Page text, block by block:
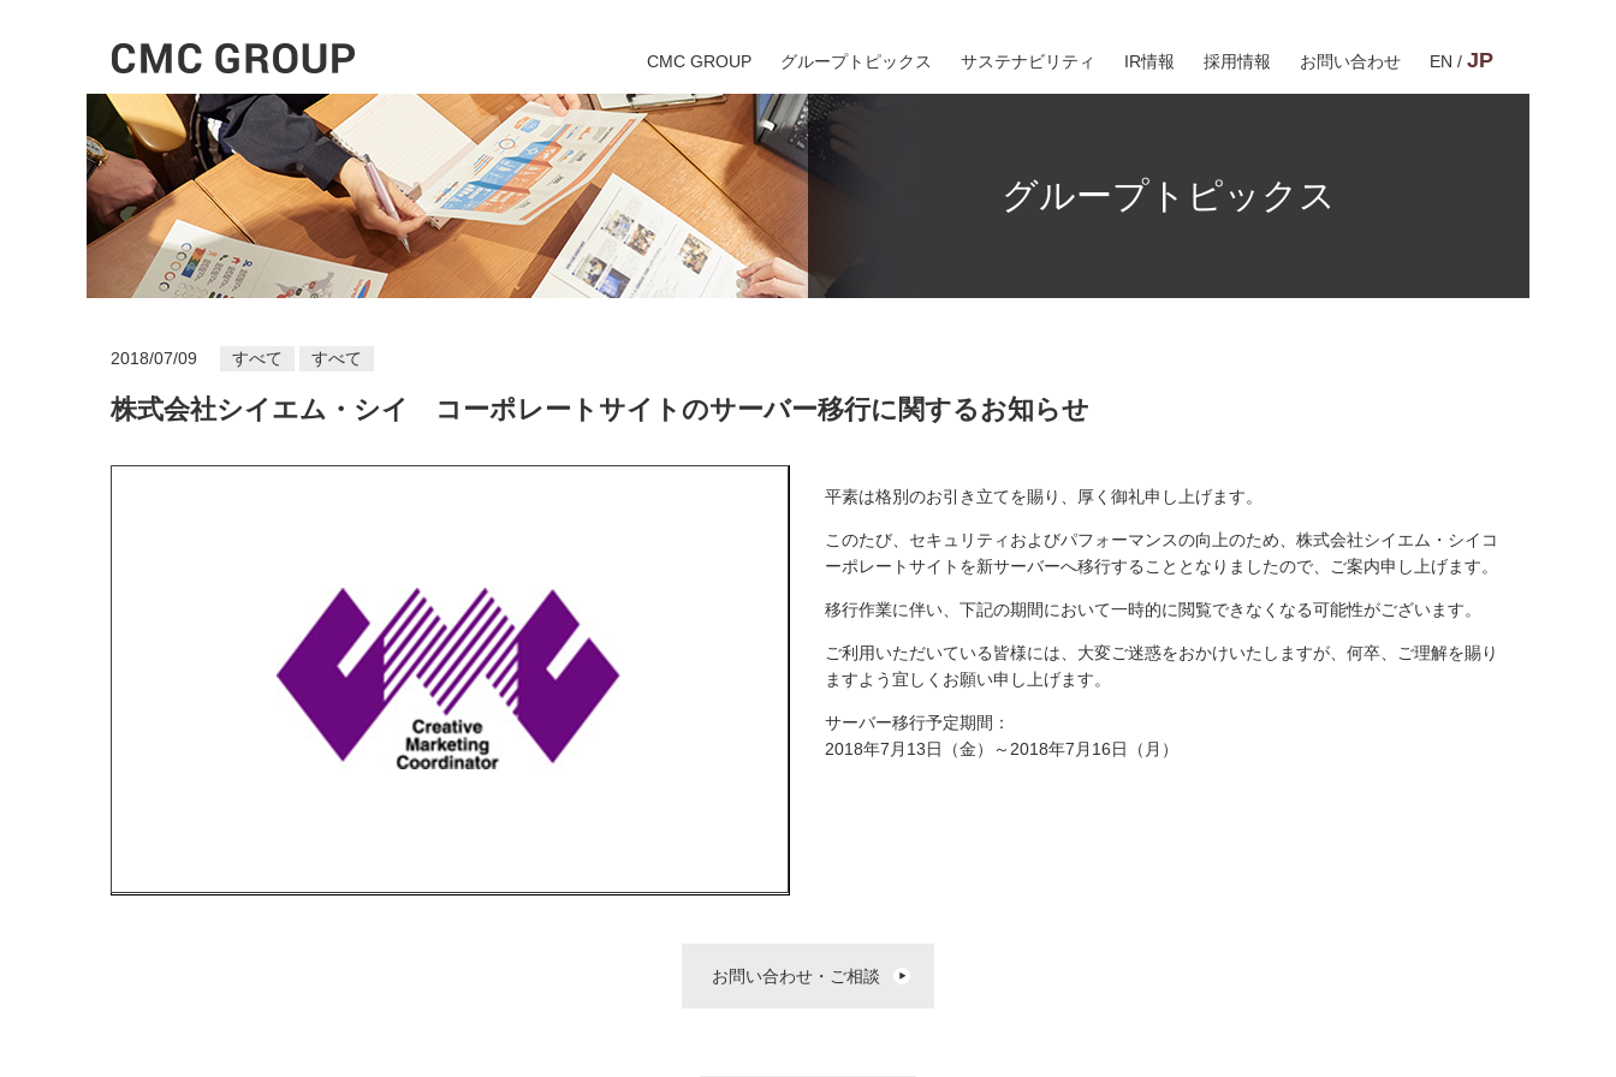
CMC GROUP グループトピックス サステナビリティ IR情報 採用情報 お問い合わせ EN / JP
グループトピックス
2018/07/09 すべて すべて
株式会社シイエム・シイ コーポレートサイトのサーバー移行に関するお知らせ
平素は格別のお引き立てを賜り、厚く御礼申し上げます。
このたび、セキュリティおよびパフォーマンスの向上のため、株式会社シイエム・シイコ
ーポレートサイトを新サーバーへ移行することとなりましたので、ご案内申し上げます。
移行作業に伴い、下記の期間において一時的に閲覧できなくなる可能性がございます。
ご利用いただいている皆様には、大変ご迷惑をおかけいたしますが、何卒、ご理解を賜り
ますよう宜しくお願い申し上げます。
サーバー移行予定期間：
2018年7月13日（金）～2018年7月16日（月）
お問い合わせ・ご相談